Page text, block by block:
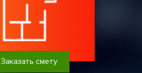
Заказать смету